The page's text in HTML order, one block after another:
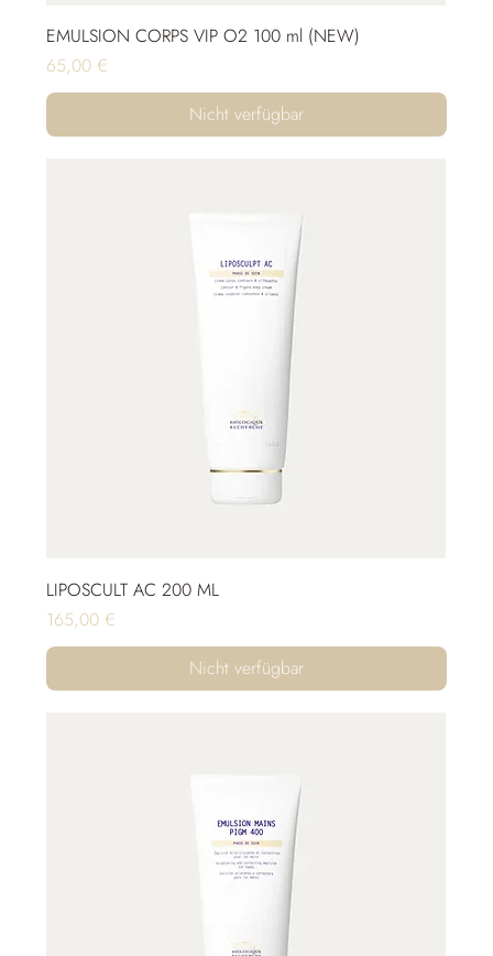
EMULSION CORPS VIP O2 100 ml (NEW)
Preis
65,00 €
Nicht verfügbar
LIPOSCULT AC 200 ML
Preis
165,00 €
Nicht verfügbar